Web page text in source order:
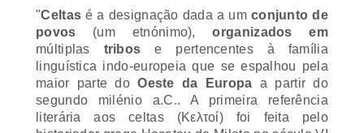
povos(um etnónimo),organizados em
múltiplastribose pertencentes à família
linguística indo-europeia que se espalhou pela
maior parte doOeste da Europaa partir do
segundo milénio a.C.. A primeira referência
literária aos celtas (Κελτοί) foi feita pelo
historiador grego Hecateu de Mileto no século VI